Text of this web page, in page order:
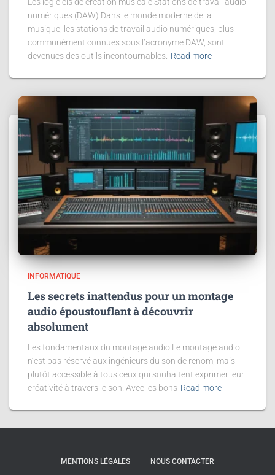
Les logiciels de création musicale Stations de travail audio
numériques (DAW) Dans le monde moderne de la
musique, les stations de travail audio numériques, plus
communément connues sous l’acronyme DAW, sont
devenues des outils incontournables. Read more
INFORMATIQUE
Les secrets inattendus pour un montage
audio époustouflant à découvrir
absolument
Les fondamentaux du montage audio Le montage audio
n’est pas réservé aux ingénieurs du son de renom, mais
plutôt accessible à tous ceux qui souhaitent exprimer leur
créativité à travers le son. Avec les bons Read more
MENTIONS LÉGALES NOUS CONTACTER